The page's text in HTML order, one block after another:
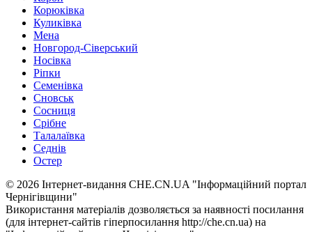
Корюківка
Куликівка
Мена
Новгород-Сіверський
Носівка
Ріпки
Семенівка
Сновськ
Сосниця
Срібне
Талалаївка
Седнів
Остер
© 2026 Інтернет-видання CHE.CN.UA "Інформаційний портал
Чернiгiвщини"
Використання матеріалів дозволяється за наявності посилання
(для інтернет-сайтів гіперпосилання http://che.cn.ua) на